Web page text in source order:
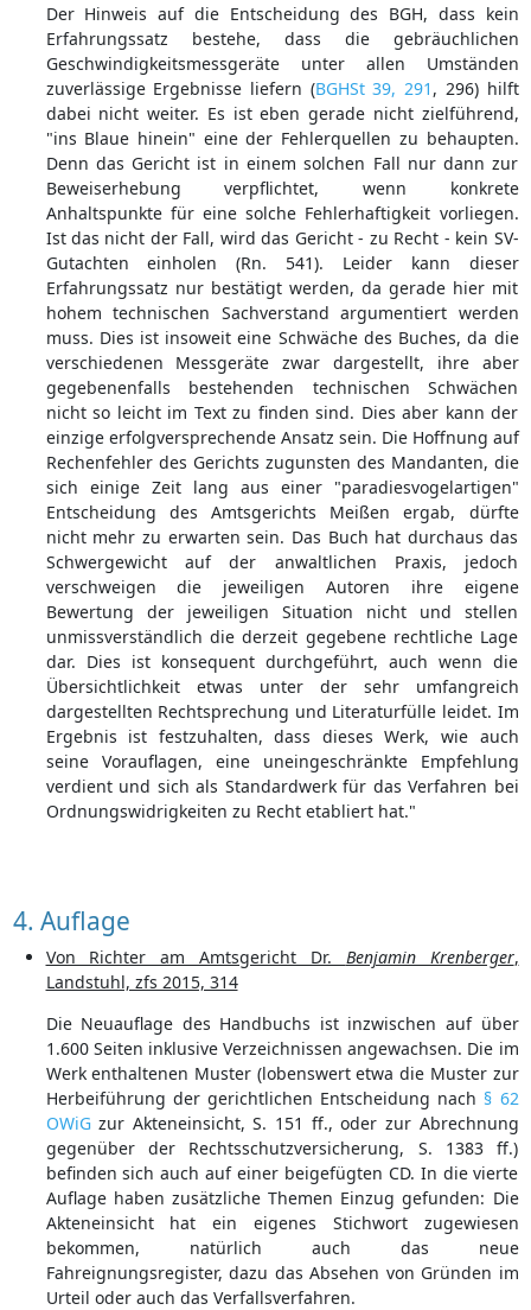
Der Hinweis auf die Entscheidung des BGH, dass kein
Erfahrungssatz bestehe, dass die gebräuchlichen
Geschwindigkeitsmessgeräte unter allen Umständen
zuverlässige Ergebnisse liefern (BGHSt 39, 291 , 296) hilft
dabei nicht weiter. Es ist eben gerade nicht zielführend,
"ins Blaue hinein" eine der Fehlerquellen zu behaupten.
Denn das Gericht ist in einem solchen Fall nur dann zur
Beweiserhebung verpflichtet, wenn konkrete
Anhaltspunkte für eine solche Fehlerhaftigkeit vorliegen.
Ist das nicht der Fall, wird das Gericht - zu Recht - kein SV-
Gutachten einholen (Rn. 541). Leider kann dieser
Erfahrungssatz nur bestätigt werden, da gerade hier mit
hohem technischen Sachverstand argumentiert werden
muss. Dies ist insoweit eine Schwäche des Buches, da die
verschiedenen Messgeräte zwar dargestellt, ihre aber
gegebenenfalls bestehenden technischen Schwächen
nicht so leicht im Text zu finden sind. Dies aber kann der
einzige erfolgversprechende Ansatz sein. Die Hoffnung auf
Rechenfehler des Gerichts zugunsten des Mandanten, die
sich einige Zeit lang aus einer "paradiesvogelartigen"
Entscheidung des Amtsgerichts Meißen ergab, dürfte
nicht mehr zu erwarten sein. Das Buch hat durchaus das
Schwergewicht auf der anwaltlichen Praxis, jedoch
verschweigen die jeweiligen Autoren ihre eigene
Bewertung der jeweiligen Situation nicht und stellen
unmissverständlich die derzeit gegebene rechtliche Lage
dar. Dies ist konsequent durchgeführt, auch wenn die
Übersichtlichkeit etwas unter der sehr umfangreich
dargestellten Rechtsprechung und Literaturfülle leidet. Im
Ergebnis ist festzuhalten, dass dieses Werk, wie auch
seine Vorauflagen, eine uneingeschränkte Empfehlung
verdient und sich als Standardwerk für das Verfahren bei
Ordnungswidrigkeiten zu Recht etabliert hat."
4. Auflage
Von Richter am Amtsgericht Dr. Benjamin Krenberger,
Landstuhl, zfs 2015, 314
Die Neuauflage des Handbuchs ist inzwischen auf über
1.600 Seiten inklusive Verzeichnissen angewachsen. Die im
Werk enthaltenen Muster (lobenswert etwa die Muster zur
Herbeiführung der gerichtlichen Entscheidung nach § 62
OWiGzur Akteneinsicht, S. 151 ff., oder zur Abrechnung
gegenüber der Rechtsschutzversicherung, S. 1383 ff.)
befinden sich auch auf einer beigefügten CD. In die vierte
Auflage haben zusätzliche Themen Einzug gefunden: Die
Akteneinsicht hat ein eigenes Stichwort zugewiesen
bekommen, natürlich auch das neue
Fahreignungsregister, dazu das Absehen von Gründen im
Urteil oder auch das Verfallsverfahren.